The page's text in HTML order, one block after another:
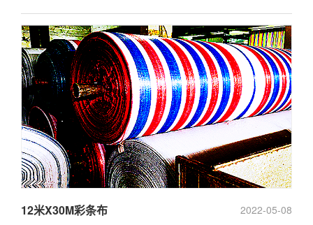
2022-05-08
12米X30M彩条布